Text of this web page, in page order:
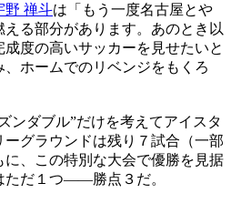
野 禅斗は「もう一度名古屋とや
る部分があります。あのとき以
成度の高いサッカーを見せたいと
ホームでのリベンジをもくろ
ンダブル”だけを考えてアイスタ
グラウンドは残り７試合（一部
、この特別な大会で優勝を見据
ただ１つ――勝点３だ。